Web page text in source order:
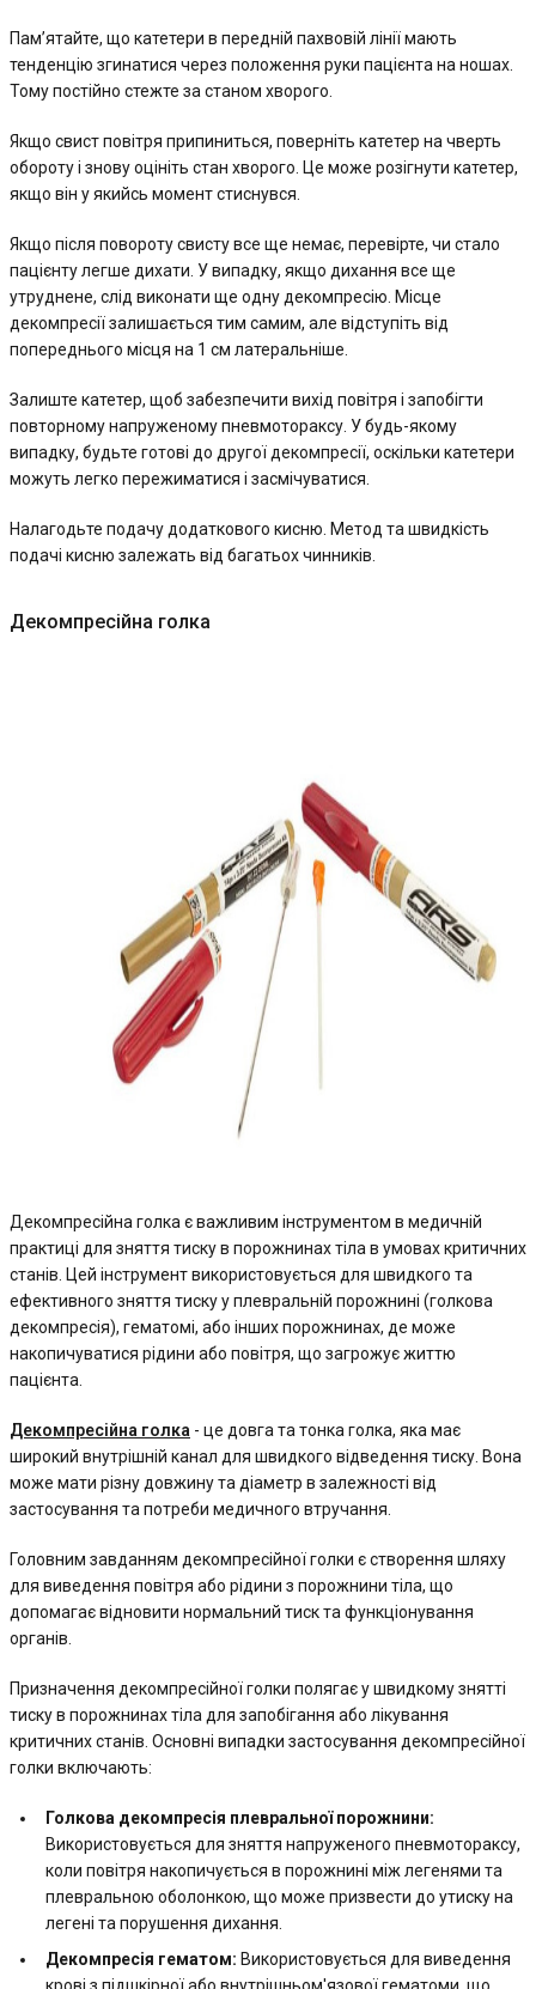
Пам’ятайте, що катетери в передній пахвовій лінії мають
тенденцію згинатися через положення руки пацієнта на ношах.
Тому постійно стежте за станом хворого.
Якщо свист повітря припиниться, поверніть катетер на чверть
обороту і знову оцініть стан хворого. Це може розігнути катетер,
якщо він у якийсь момент стиснувся.
Якщо після повороту свисту все ще немає, перевірте, чи стало
пацієнту легше дихати. У випадку, якщо дихання все ще
утруднене, слід виконати ще одну декомпресію. Місце
декомпресії залишається тим самим, але відступіть від
попереднього місця на 1 см латеральніше.
Залиште катетер, щоб забезпечити вихід повітря і запобігти
повторному напруженому пневмотораксу. У будь-якому
випадку, будьте готові до другої декомпресії, оскільки катетери
можуть легко пережиматися і засмічуватися.
Налагодьте подачу додаткового кисню. Метод та швидкість
подачі кисню залежать від багатьох чинників.
Декомпресійна голка
Декомпресійна голка є важливим інструментом в медичній
практиці для зняття тиску в порожнинах тіла в умовах критичних
станів. Цей інструмент використовується для швидкого та
ефективного зняття тиску у плевральній порожнині (голкова
декомпресія), гематомі, або інших порожнинах, де може
накопичуватися рідини або повітря, що загрожує життю
пацієнта.
Декомпресійна голка - це довга та тонка голка, яка має
широкий внутрішній канал для швидкого відведення тиску. Вона
може мати різну довжину та діаметр в залежності від
застосування та потреби медичного втручання.
Головним завданням декомпресійної голки є створення шляху
для виведення повітря або рідини з порожнини тіла, що
допомагає відновити нормальний тиск та функціонування
органів.
Призначення декомпресійної голки полягає у швидкому знятті
тиску в порожнинах тіла для запобігання або лікування
критичних станів. Основні випадки застосування декомпресійної
голки включають:
Голкова декомпресія плевральної порожнини:
Використовується для зняття напруженого пневмотораксу,
коли повітря накопичується в порожнині між легенями та
плевральною оболонкою, що може призвести до утиску на
легені та порушення дихання.
Декомпресія гематом: Використовується для виведення